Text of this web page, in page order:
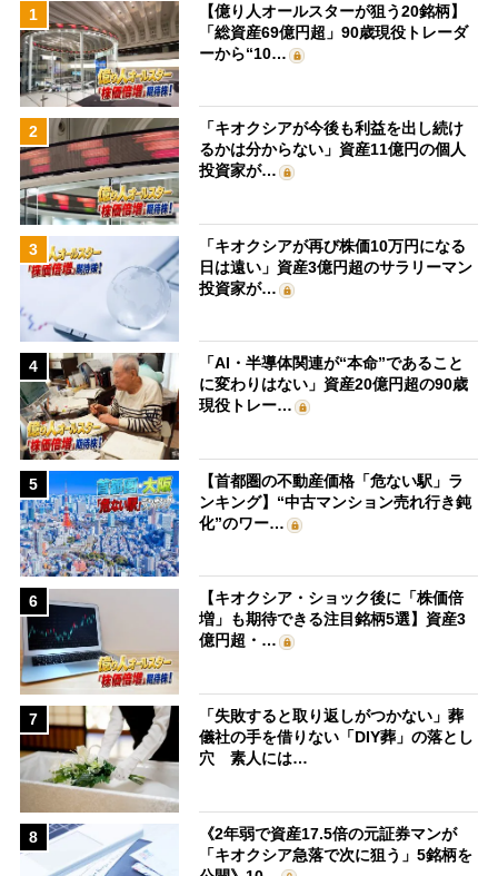
1
【億り人オールスターが狙う20銘柄】
「総資産69億円超」90歳現役トレーダ
ーから“10…
2
「キオクシアが今後も利益を出し続け
るかは分からない」資産11億円の個人
投資家が…
3
「キオクシアが再び株価10万円になる
日は遠い」資産3億円超のサラリーマン
投資家が…
4
「AI・半導体関連が“本命”であること
に変わりはない」資産20億円超の90歳
現役トレー…
5
【首都圏の不動産価格「危ない駅」ラ
ンキング】“中古マンション売れ行き鈍
化”のワー…
6
【キオクシア・ショック後に「株価倍
増」も期待できる注目銘柄5選】資産3
億円超・…
7
「失敗すると取り返しがつかない」葬
儀社の手を借りない「DIY葬」の落とし
穴 素人には…
8
《2年弱で資産17.5倍の元証券マンが
「キオクシア急落で次に狙う」5銘柄を